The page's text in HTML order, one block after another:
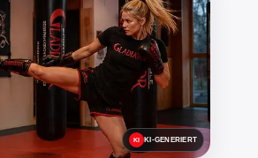
KI-GENERIERT